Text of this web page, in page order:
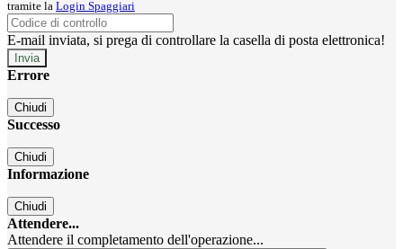
tramite la Login Spaggiari
E-mail inviata, si prega di controllare la casella di posta elettronica!
Errore
Chiudi
Successo
Chiudi
Informazione
Chiudi
Attendere...
Attendere il completamento dell'operazione...